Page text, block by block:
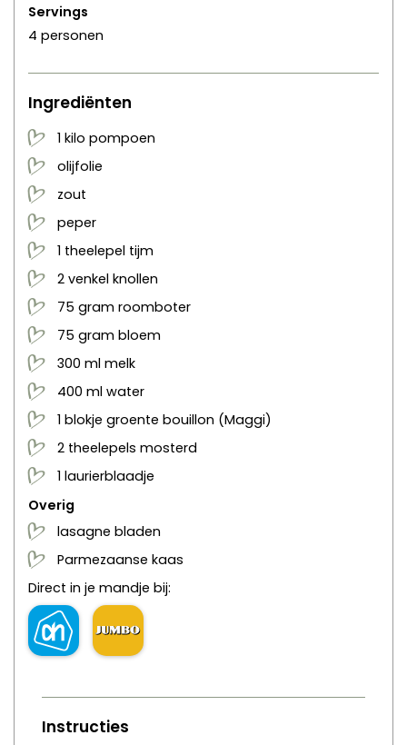
Servings
4 personen
Ingrediënten
1 kilo pompoen
olijfolie
zout
peper
1 theelepel tijm
2 venkel knollen
75 gram roomboter
75 gram bloem
300 ml melk
400 ml water
1 blokje groente bouillon (Maggi)
2 theelepels mosterd
1 laurierblaadje
Overig
lasagne bladen
Parmezaanse kaas
Direct in je mandje bij:
Instructies